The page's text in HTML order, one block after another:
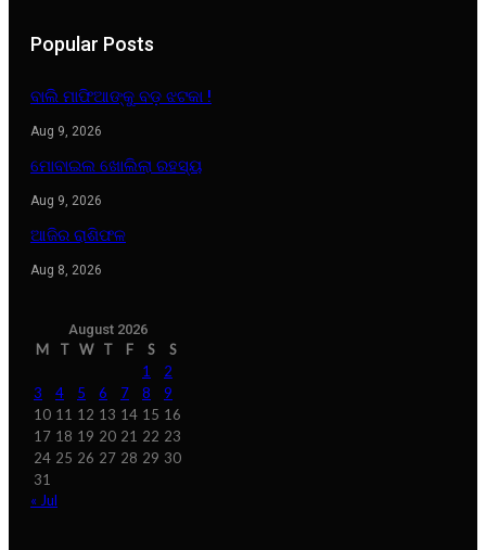
Popular Posts
ବାଲି ମାଫିଆଙ୍କୁ ବଡ଼ ଝଟକା !
Aug 9, 2026
ମୋବାଇଲ ଖୋଲିଲା ରହସ୍ୟ
Aug 9, 2026
ଆଜିର ରାଶିଫଳ
Aug 8, 2026
August 2026
M T W T F S
S
1
2
3
4 5 6 7 8
9
10 11 12 13 14 15 16
17 18 19 20 21 22 23
24 25 26 27 28 29 30
31
« Jul